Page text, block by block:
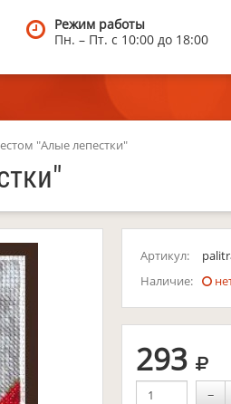
Режим работы
Пн. – Пт. c 10:00 до 18:00
"Алые лепестки"
Артикул:
Наличие:
293
−